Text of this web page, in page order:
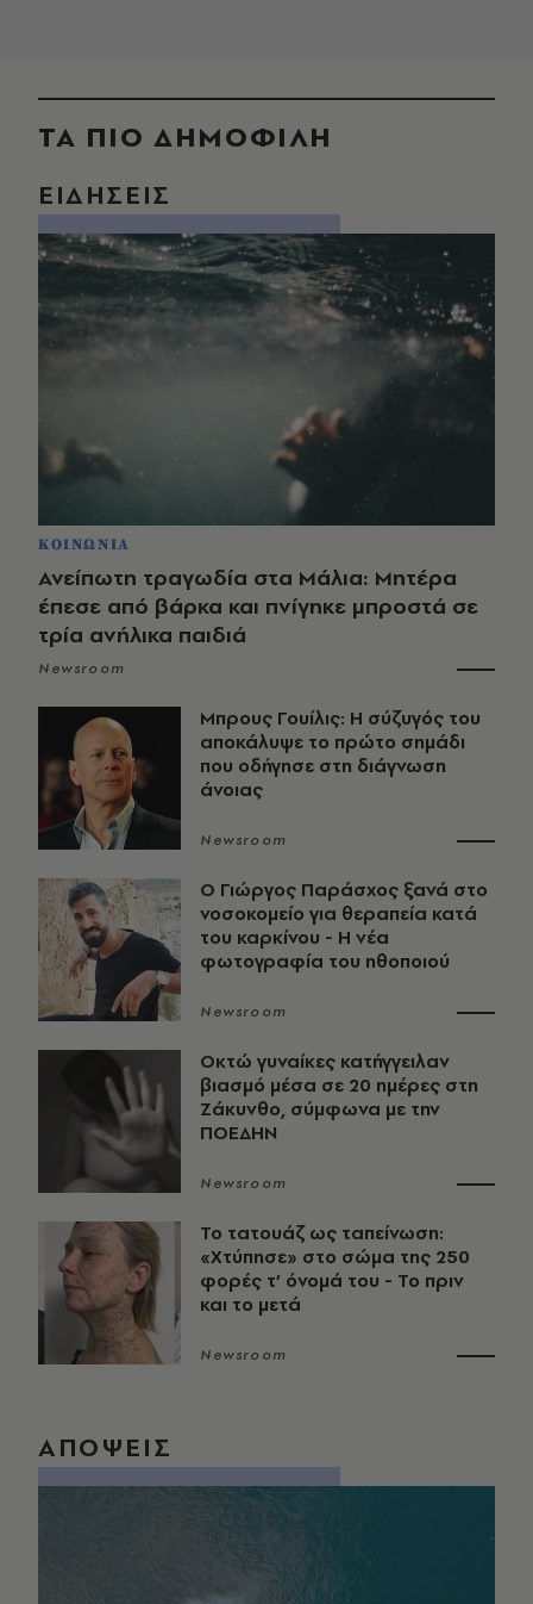
ΤΑ ΠΙΟ ΔΗΜΟΦΙΛΗ
ΕΙΔΗΣΕΙΣ
ΚΟΙΝΩΝΙΑ
Ανείπωτη τραγωδία στα Μάλια: Μητέρα
έπεσε από βάρκα και πνίγηκε μπροστά σε
τρία ανήλικα παιδιά
Newsroom
Μπρους Γουίλις: Η σύζυγός του
αποκάλυψε το πρώτο σημάδι
που οδήγησε στη διάγνωση
άνοιας
Newsroom
O Γιώργος Παράσχος ξανά στο
νοσοκομείο για θεραπεία κατά
του καρκίνου - Η νέα
φωτογραφία του ηθοποιού
Newsroom
Οκτώ γυναίκες κατήγγειλαν
βιασμό μέσα σε 20 ημέρες στη
Ζάκυνθο, σύμφωνα με την
ΠΟΕΔΗΝ
Newsroom
Το τατουάζ ως ταπείνωση:
«Χτύπησε» στο σώμα της 250
φορές τ’ όνομά του - Το πριν
και το μετά
Newsroom
ΑΠΟΨΕΙΣ